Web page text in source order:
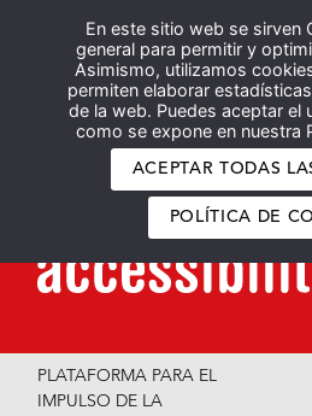
En este sitio web se sirven
general para permitir y
Asimismo, utilizamos
permiten elaborar
de la web. Puedes aceptar el
como se expone en nuestra
ACEPTAR TODAS
POLÍTICA DE
PLATAFORMA PARA EL
IMPULSO DE LA